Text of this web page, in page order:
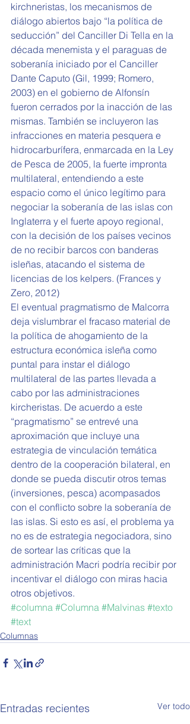
kirchneristas, los mecanismos de
diálogo abiertos bajo “la política de
seducción” del Canciller Di Tella en la
década menemista y el paraguas de
soberanía iniciado por el Canciller
Dante Caputo (Gil, 1999; Romero,
2003) en el gobierno de Alfonsín
fueron cerrados por la inacción de las
mismas. También se incluyeron las
infracciones en materia pesquera e
hidrocarburífera, enmarcada en la Ley
de Pesca de 2005, la fuerte impronta
multilateral, entendiendo a este
espacio como el único legítimo para
negociar la soberanía de las islas con
Inglaterra y el fuerte apoyo regional,
con la decisión de los países vecinos
de no recibir barcos con banderas
isleñas, atacando el sistema de
licencias de los kelpers. (Frances y
Zero, 2012)
El eventual pragmatismo de Malcorra
deja vislumbrar el fracaso material de
la política de ahogamiento de la
estructura económica isleña como
puntal para instar el diálogo
multilateral de las partes llevada a
cabo por las administraciones
kircheristas. De acuerdo a este
“pragmatismo” se entrevé una
aproximación que incluye una
estrategia de vinculación temática
dentro de la cooperación bilateral, en
donde se pueda discutir otros temas
(inversiones, pesca) acompasados
con el conflicto sobre la soberanía de
las islas. Si esto es así, el problema ya
no es de estrategia negociadora, sino
de sortear las críticas que la
administración Macri podría recibir por
incentivar el diálogo con miras hacia
otros objetivos.
#columna #Columna #Malvinas #texto
#text
Columnas
Entradas recientes Ver todo